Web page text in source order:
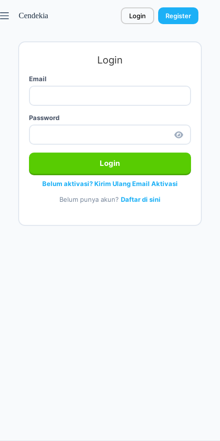
Cendekia Login Register
Login
Email
Password
Login
Belum aktivasi? Kirim Ulang Email Aktivasi
Belum punya akun? Daftar di sini